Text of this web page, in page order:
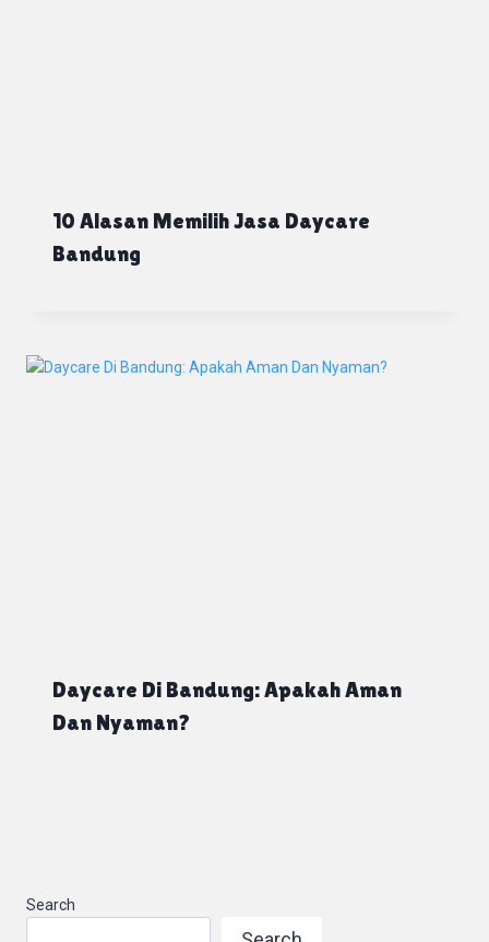
10 Alasan Memilih Jasa Daycare
Bandung
Daycare Di Bandung: Apakah Aman
Dan Nyaman?
Search